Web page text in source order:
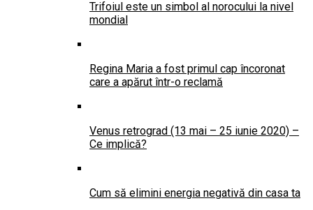
Trifoiul este un simbol al norocului la nivel
mondial
Regina Maria a fost primul cap încoronat
care a apărut într-o reclamă
Venus retrograd (13 mai – 25 iunie 2020) –
Ce implică?
Cum să elimini energia negativă din casa ta